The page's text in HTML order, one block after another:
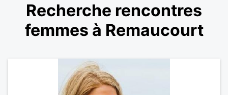
Recherche rencontres
femmes à Remaucourt